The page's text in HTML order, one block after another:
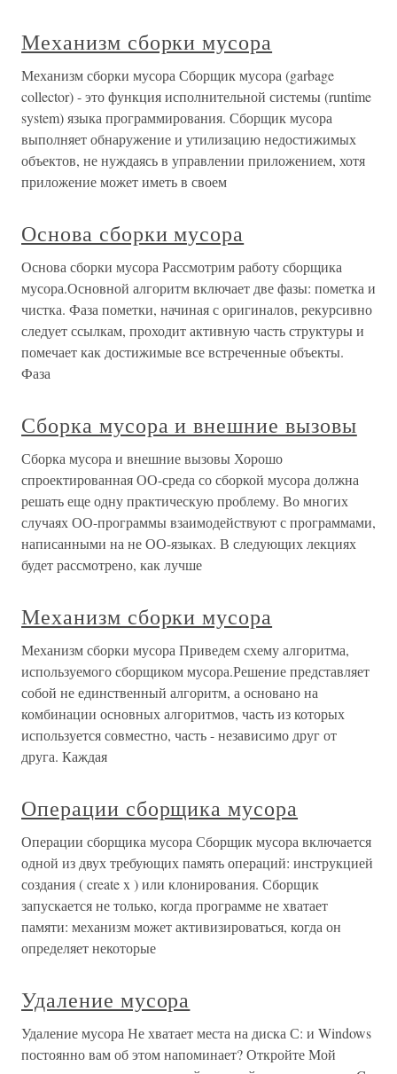
Механизм сборки мусора
Механизм сборки мусора Сборщик мусора (garbage
collector) - это функция исполнительной системы (runtime
system) языка программирования. Сборщик мусора
выполняет обнаружение и утилизацию недостижимых
объектов, не нуждаясь в управлении приложением, хотя
приложение может иметь в своем
Основа сборки мусора
Основа сборки мусора Рассмотрим работу сборщика
мусора.Основной алгоритм включает две фазы: пометка и
чистка. Фаза пометки, начиная с оригиналов, рекурсивно
следует ссылкам, проходит активную часть структуры и
помечает как достижимые все встреченные объекты.
Фаза
Сборка мусора и внешние вызовы
Сборка мусора и внешние вызовы Хорошо
спроектированная ОО-среда со сборкой мусора должна
решать еще одну практическую проблему. Во многих
случаях ОО-программы взаимодействуют с программами,
написанными на не ОО-языках. В следующих лекциях
будет рассмотрено, как лучше
Механизм сборки мусора
Механизм сборки мусора Приведем схему алгоритма,
используемого сборщиком мусора.Решение представляет
собой не единственный алгоритм, а основано на
комбинации основных алгоритмов, часть из которых
используется совместно, часть - независимо друг от
друга. Каждая
Операции сборщика мусора
Операции сборщика мусора Сборщик мусора включается
одной из двух требующих память операций: инструкцией
создания ( create x ) или клонирования. Сборщик
запускается не только, когда программе не хватает
памяти: механизм может активизироваться, когда он
определяет некоторые
Удаление мусора
Удаление мусора Не хватает места на диска С: и Windows
постоянно вам об этом напоминает? Откройте Мой